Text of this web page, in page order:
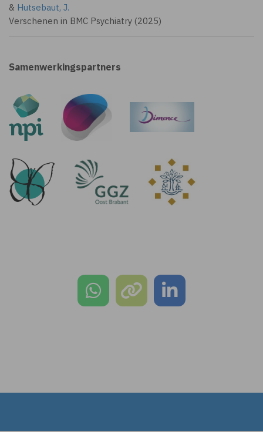
& Hutsebaut, J.
Verschenen in BMC Psychiatry (2025)
Samenwerkingspartners